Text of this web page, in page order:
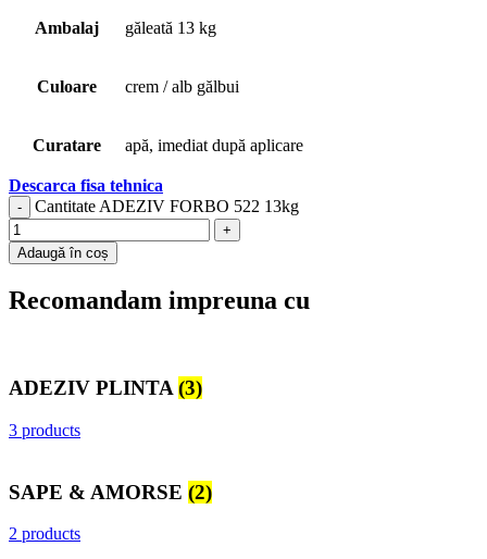
Ambalaj găleată 13 kg
Culoare crem / alb gălbui
Curatare apă, imediat după aplicare
Descarca fisa tehnica
Cantitate ADEZIV FORBO 522 13kg
Adaugă în coș
Recomandam impreuna cu
ADEZIV PLINTA(3)
3 products
SAPE & AMORSE (2)
2 products